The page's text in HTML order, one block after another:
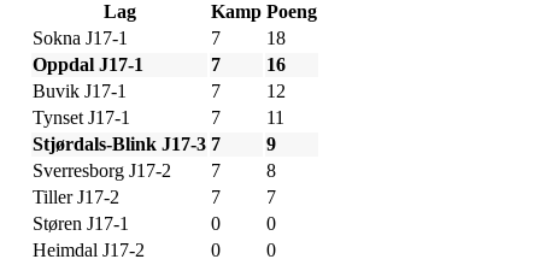
Lag
Kamp Poeng
Sokna J17-1
7
18
Oppdal J17-1
7
16
Buvik J17-1
7
12
Tynset J17-1
7
11
Stjørdals-Blink J17-3 7
9
Sverresborg J17-2
7
8
Tiller J17-2
7
7
Støren J17-1
0
0
Heimdal J17-2
0
0